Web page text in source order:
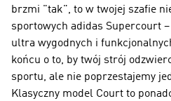
brzmi "tak", to w twojej szafie
sportowych adidas Supercourt
ultra wygodnych i
końcu o to, by twój strój
sportu, ale nie poprzestajemy
Klasyczny model Court to